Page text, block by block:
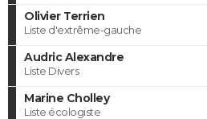
Olivier Terrien
Liste d'extrême-gauche
Audric Alexandre
Liste Divers
Marine Cholley
Liste écologiste